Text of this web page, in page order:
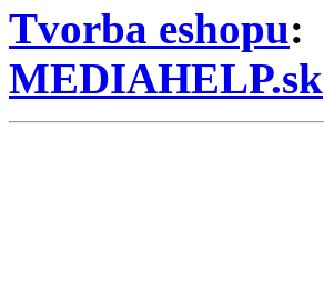
Tvorba eshopu:
MEDIAHELP.sk